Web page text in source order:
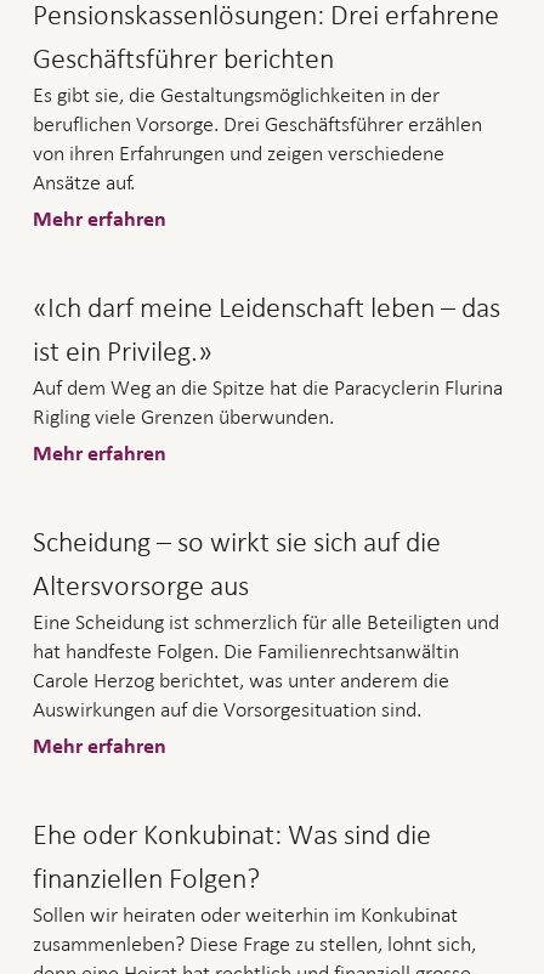
Pensionskassenlösungen: Drei erfahrene
Geschäftsführer berichten
Es gibt sie, die Gestaltungsmöglichkeiten in der
beruflichen Vorsorge. Drei Geschäftsführer erzählen
von ihren Erfahrungen und zeigen verschiedene
Ansätze auf.
Mehr erfahren
«Ich darf meine Leidenschaft leben – das
ist ein Privileg.»
Auf dem Weg an die Spitze hat die Paracyclerin Flurina
Rigling viele Grenzen überwunden.
Mehr erfahren
Scheidung – so wirkt sie sich auf die
Altersvorsorge aus
Eine Scheidung ist schmerzlich für alle Beteiligten und
hat handfeste Folgen. Die Familienrechtsanwältin
Carole Herzog berichtet, was unter anderem die
Auswirkungen auf die Vorsorgesituation sind.
Mehr erfahren
Ehe oder Konkubinat: Was sind die
finanziellen Folgen?
Sollen wir heiraten oder weiterhin im Konkubinat
zusammenleben? Diese Frage zu stellen, lohnt sich,